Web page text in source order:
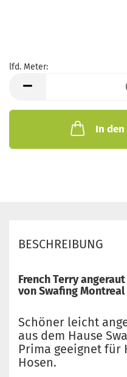
lfd. Meter:
Meter
In
BESCHREIBUNG
French Terry
von Swafing Montreal
Schöner leicht
aus dem Hause
Prima geeignet
Hosen.